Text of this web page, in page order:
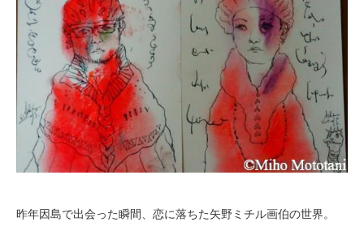
昨年因島で出会った瞬間、恋に落ちた矢野ミチル画伯の世界。